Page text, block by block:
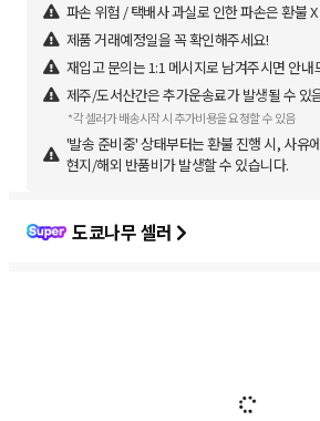
파손 위험 / 택배사 과실로 인한 파손은 환불 X
제품 거래예정일을 꼭 확인해주세요!
재입고 문의는 1:1 메시지로 남겨주시면 안내
제주/도서산간은 추가운송료가 발생될 수 있
*각 셀러가 배송시작 시 추가비용을 요청할 수 있음
'발송 준비중' 상태부터는 환불 진행 시, 사유
현지/해외 반품비가 발생할 수 있습니다.
도쿄나무 셀러